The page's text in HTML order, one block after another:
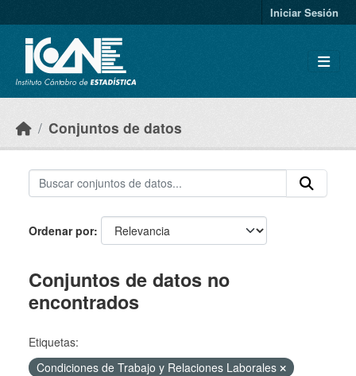
Iniciar Sesión
Conjuntos de datos
Ordenar por
Conjuntos de datos no
encontrados
Etiquetas:
Condiciones de Trabajo y Relaciones Laborales